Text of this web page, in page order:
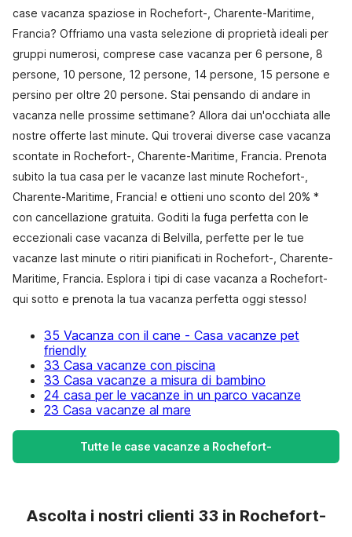
case vacanza spaziose in Rochefort-, Charente-Maritime,
Francia? Offriamo una vasta selezione di proprietà ideali per
gruppi numerosi, comprese case vacanza per 6 persone, 8
persone, 10 persone, 12 persone, 14 persone, 15 persone e
persino per oltre 20 persone. Stai pensando di andare in
vacanza nelle prossime settimane? Allora dai un'occhiata alle
nostre offerte last minute. Qui troverai diverse case vacanza
scontate in Rochefort-, Charente-Maritime, Francia. Prenota
subito la tua casa per le vacanze last minute Rochefort-,
Charente-Maritime, Francia! e ottieni uno sconto del 20% *
con cancellazione gratuita. Goditi la fuga perfetta con le
eccezionali case vacanza di Belvilla, perfette per le tue
vacanze last minute o ritiri pianificati in Rochefort-, Charente-
Maritime, Francia. Esplora i tipi di case vacanza a Rochefort-
qui sotto e prenota la tua vacanza perfetta oggi stesso!
35 Vacanza con il cane - Casa vacanze pet
friendly
33 Casa vacanze con piscina
33 Casa vacanze a misura di bambino
24 casa per le vacanze in un parco vacanze
23 Casa vacanze al mare
Tutte le case vacanze a Rochefort-
Ascolta i nostri clienti 33 in Rochefort-